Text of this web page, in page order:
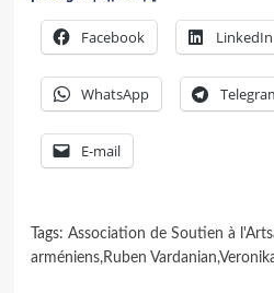
Facebook LinkedIn
WhatsApp
E-mail
Tags: Association de Soutien à
arméniens,Ruben Vardanian,